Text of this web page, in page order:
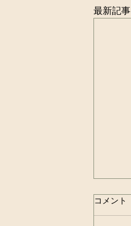
最新記事
コメント